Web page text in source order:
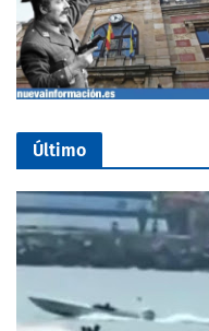
Último